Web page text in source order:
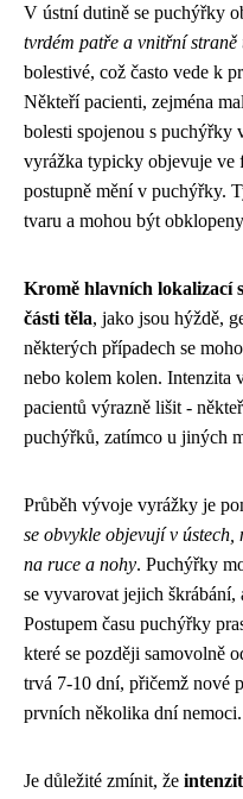
V ústní dutině se puchýřky
tvrdém patře a vnitřní straně
bolestivé, což často vede k
Někteří pacienti, zejména
bolesti spojenou s puchýřky
vyrážka typicky objevuje ve
postupně mění v puchýřky.
tvaru a mohou být
Kromě hlavních lokalizací
části těla, jako jsou hýždě,
některých případech se
nebo kolem kolen. Intenzita
pacientů výrazně lišit -
puchýřků, zatímco u jiných
Průběh vývoje vyrážky je
se obvykle objevují v
na ruce a nohy. Puchýřky
se vyvarovat jejich
Postupem času puchýřky
které se později samovolně
trvá 7-10 dní, přičemž nové
prvních několika dní nemoci.
Je důležité zmínit, že